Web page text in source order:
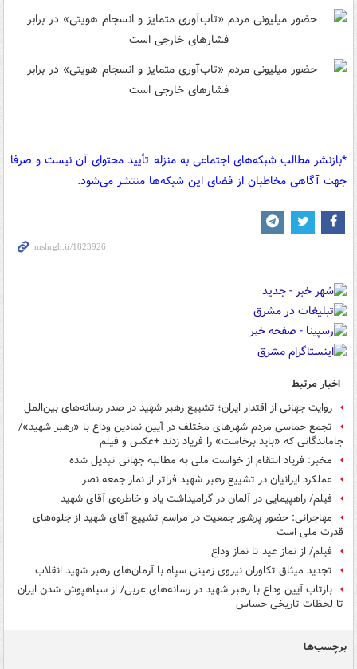
*بازنشر مطالب شبکه‌های اجتماعی به منزله تأیید محتوای آن نیست و صرفا
جهت آگاهی مخاطبان از فضای این شبکه‌ها منتشر می‌شود.
اخبار مرتبط
روایت جهانی از اقتدار ایران؛ تشییع رهبر شهید در صدر رسانه‌های بین‌المل
تجمع حماسی مردم شهرهای مختلف در آیین نمادین وداع با «رهبر شهید»/
جاماندگانی که «باید برخاست» را فریاد زدند +عکس و فیلم
مخبر: فریاد انتقام از خواست ملی به مطالبه جهانی تبدیل شده
عملکرد ایرانیان در تشییع رهبر شهید فراتر از نماز جمعه نصر
فیلم/ راهپیمایی در آلمان در گرامیداشت یاد و خاطره‌ی آقای شهید
مهاجرانی: حضور پرشور جمعیت در مراسم تشییع آقای شهید از جلوه‌های
قدرت ملی است
فیلم/ از نماز عید تا نماز وداع
تجدید میثاق تکاوران نیروی زمینی سپاه با آرمان‌های رهبر شهید انقلاب
بازتاب آیین وداع با رهبر شهید در رسانه‌های عربی/ از سیاهپوش شدن ایران
تا لحظات تاریخی حساس
برچسب‌ها